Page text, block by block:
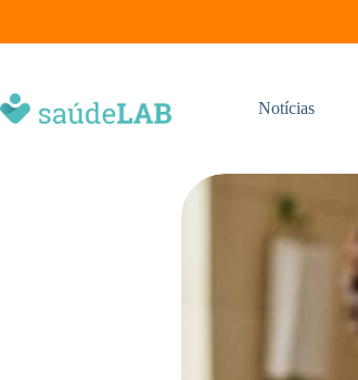
Notícias